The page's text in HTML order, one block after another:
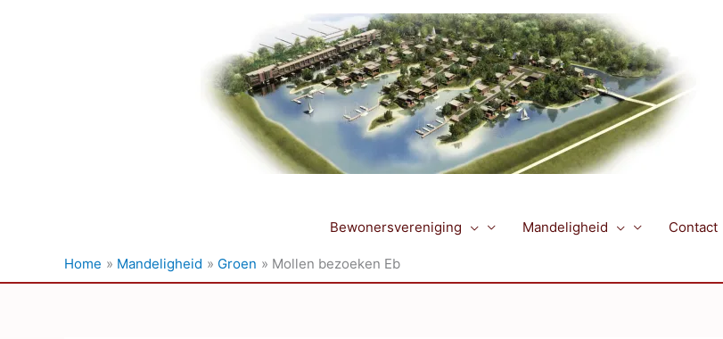
Bewonersvereniging Mandeligheid Contact
Home Mandeligheid Groen Mollen bezoeken Eb